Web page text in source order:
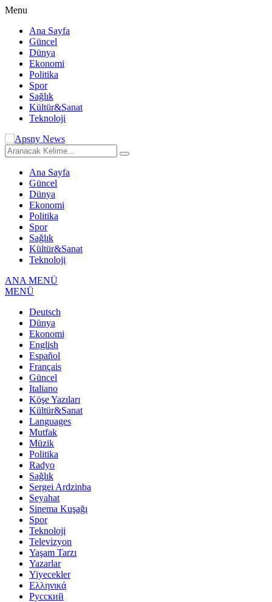
Menu
Ana Sayfa
Güncel
Dünya
Ekonomi
Politika
Spor
Sağlık
Kültür&Sanat
Teknoloji
Ana Sayfa
Güncel
Dünya
Ekonomi
Politika
Spor
Sağlık
Kültür&Sanat
Teknoloji
ANA MENÜ
MENÜ
Deutsch
Dünya
Ekonomi
English
Español
Français
Güncel
Italiano
Köşe Yazıları
Kültür&Sanat
Languages
Mutfak
Müzik
Politika
Radyo
Sağlık
Sergei Ardzinba
Seyahat
Sinema Kuşağı
Spor
Teknoloji
Televizyon
Yaşam Tarzı
Yazarlar
Yiyecekler
Ελληνικά
Русский